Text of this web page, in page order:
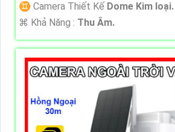
♊ Camera Thiết Kế Dome Kim loại.
️⌘ Khả Năng : Thu Âm.